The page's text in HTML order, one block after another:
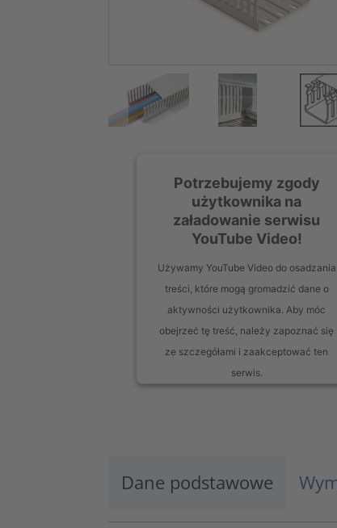
Potrzebujemy zgody
użytkownika na
załadowanie serwisu
YouTube Video!
Używamy YouTube Video do osadzania
treści, które mogą gromadzić dane o
aktywności użytkownika. Aby móc
obejrzeć tę treść, należy zapoznać się
ze szczegółami i zaakceptować ten
serwis.
powered byUsercentrics Consent
Dane podstawowe